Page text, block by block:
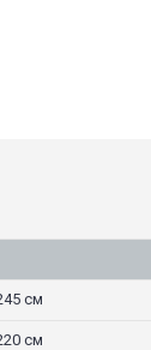
см
см